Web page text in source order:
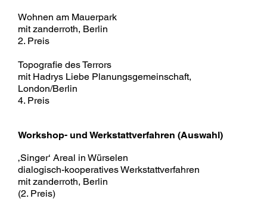
Wohnen am Mauerpark
mit zanderroth, Berlin
2. Preis
Topografie des Terrors
mit Hadrys Liebe Planungsgemeinschaft,
London/Berlin
4. Preis
Workshop- und Werkstattverfahren (Auswahl)
‚Singer‘ Areal in Würselen
dialogisch-kooperatives Werkstattverfahren
mit zanderroth, Berlin
(2. Preis)